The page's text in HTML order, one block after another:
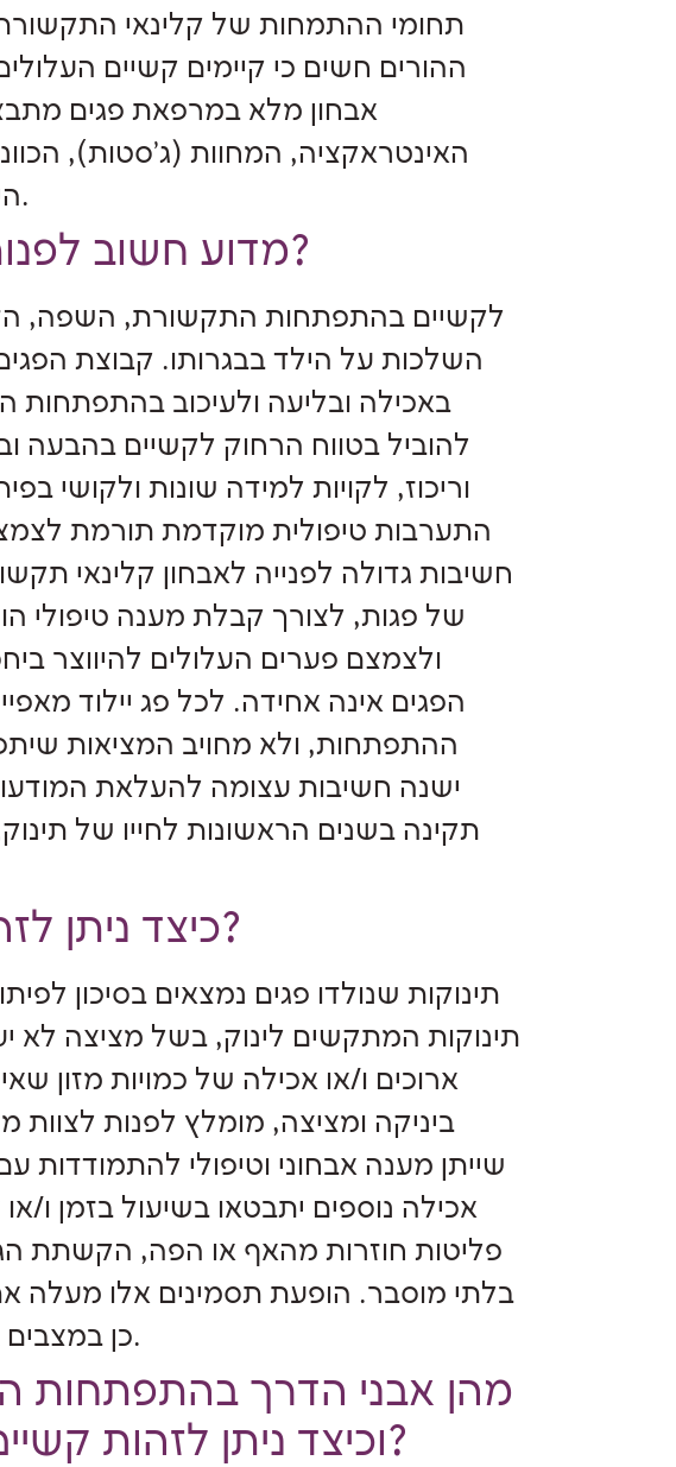
תחומי ההתמחות של קלינאי
ההורים חשים כי קיימים קשיים
אבחון מלא במרפאת פגים
האינטראקציה, המחוות (ג'סטות),
השפה הדבּורָ ה (על כך יורחב בהמשך).
מדוע חשוב לפנות לאבחון קלינאי תקשורת?
לקשיים בהתפתחות התקשורת, השפה,
השלכות על הילד בבגרותו. קבוצת
באכילה ובליעה ולעיכוב בהתפתחות
להוביל בטווח הרחוק לקשיים
וריכוז, לקויות למידה שונות ולקושי
התערבות טיפולית מוקדמת תורמת
חשיבות גדולה לפנייה לאבחון קלינאי
של פגות, לצורך קבלת מענה טיפולי
ולצמצם פערים העלולים להיווצר
הפגים אינה אחידה. לכל פג יילוד
ההתפתחות, ולא מחויב המציאות
ישנה חשיבות עצומה להעלאת
תקינה בשנים הראשונות לחייו של
כיצד ניתן לזהות קשיים באכילה ובליעה?
תינוקות שנולדו פגים נמצאים בסיכון
תינוקות המתקשים לינוק, בשל מציצה לא
ארוכים ו/או אכילה של כמויות מזון
ביניקה ומציצה, מומלץ לפנות לצוות
שייתן מענה אבחוני וטיפולי להתמודדות
אכילה נוספים יתבטאו בשיעול בזמן
פליטות חוזרות מהאף או הפה, הקשתת
בלתי מוסבר. הופעת תסמינים אלו מעלה
כן במצבים אלו, יש לפנות בהקדם לרופא המטפל.
מהן אבני הדרך בהתפתחות
וכיצד ניתן לזהות קשיים בהתפתחות תחומים אלו?